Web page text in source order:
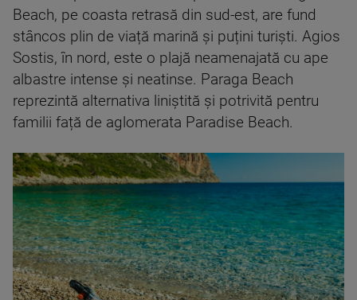
Beach, pe coasta retrasă din sud-est, are fund
stâncos plin de viață marină și puțini turiști. Agios
Sostis, în nord, este o plajă neamenajată cu ape
albastre intense și neatinse. Paraga Beach
reprezintă alternativa liniștită și potrivită pentru
familii față de aglomerata Paradise Beach.